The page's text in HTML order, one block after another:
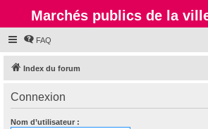
Marchés publics de la
FAQ
Index du forum
Connexion
Nom d’utilisateur :